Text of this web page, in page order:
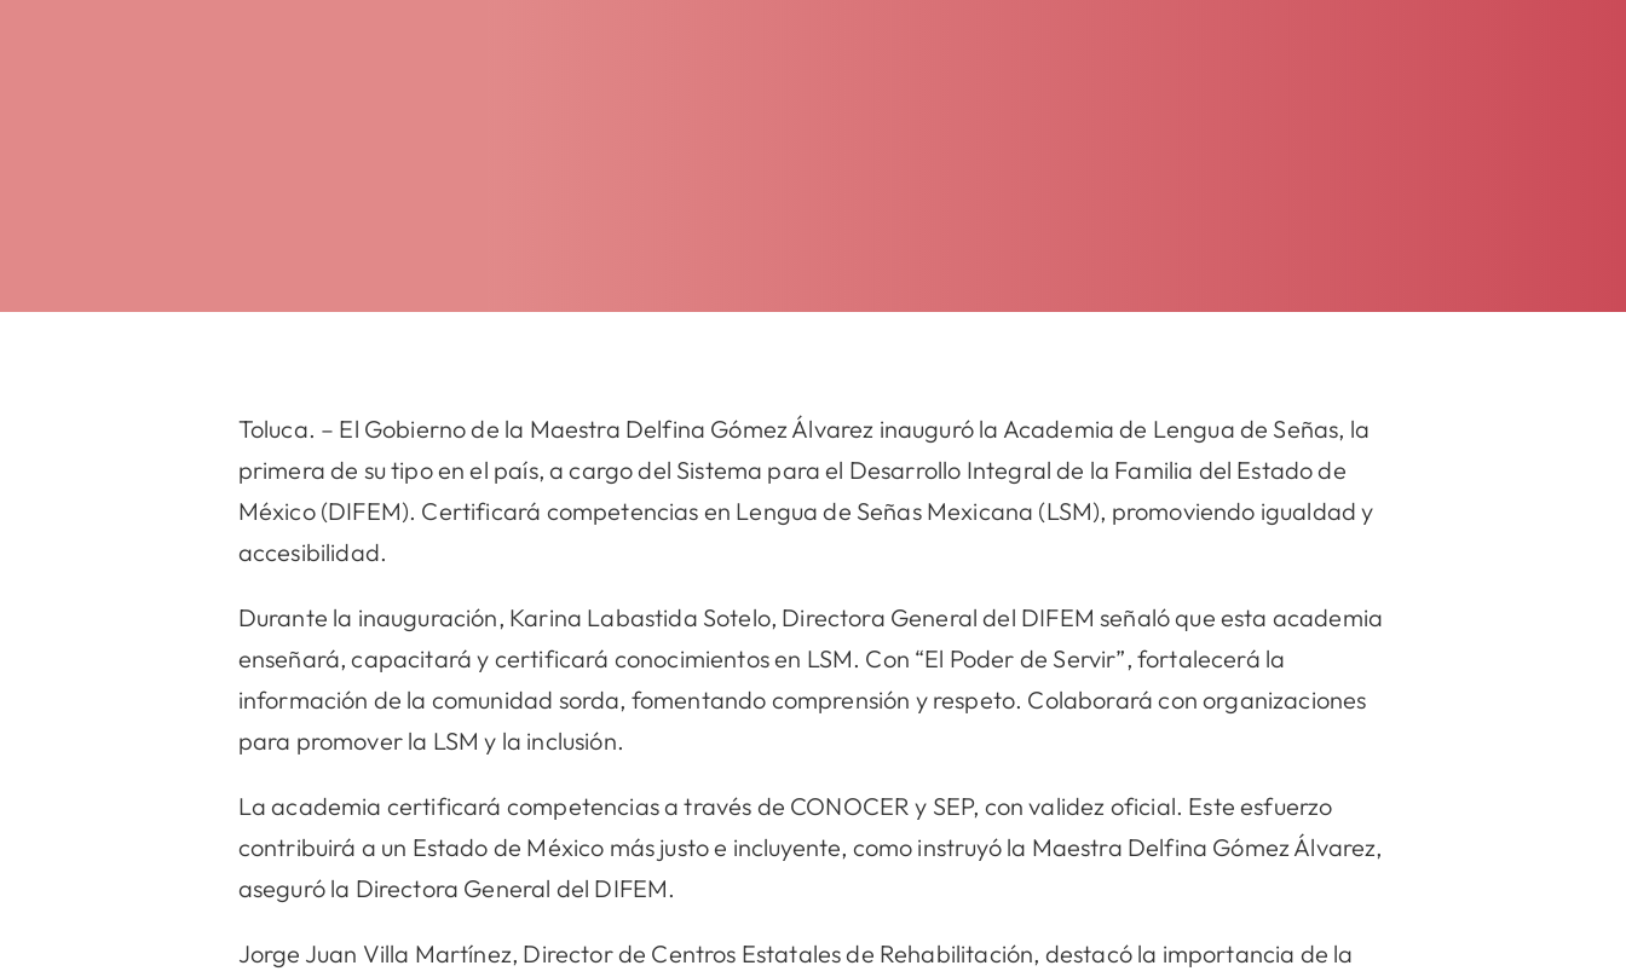
Toluca. – El Gobierno de la Maestra Delfina Gómez Álvarez inauguró la Academia de Lengua de Señas, la
primera de su tipo en el país, a cargo del Sistema para el Desarrollo Integral de la Familia del Estado de
México (DIFEM). Certificará competencias en Lengua de Señas Mexicana (LSM), promoviendo igualdad y
accesibilidad.
Durante la inauguración, Karina Labastida Sotelo, Directora General del DIFEM señaló que esta academia
enseñará, capacitará y certificará conocimientos en LSM. Con “El Poder de Servir”, fortalecerá la
información de la comunidad sorda, fomentando comprensión y respeto. Colaborará con organizaciones
para promover la LSM y la inclusión.
La academia certificará competencias a través de CONOCER y SEP, con validez oficial. Este esfuerzo
contribuirá a un Estado de México más justo e incluyente, como instruyó la Maestra Delfina Gómez Álvarez,
aseguró la Directora General del DIFEM.
Jorge Juan Villa Martínez, Director de Centros Estatales de Rehabilitación, destacó la importancia de la